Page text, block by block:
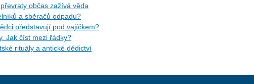
občas zažívá věda
a sběračů odpadu?
představují pod vajíčkem?
Jak číst mezi řádky?
rituály a antické dědictví